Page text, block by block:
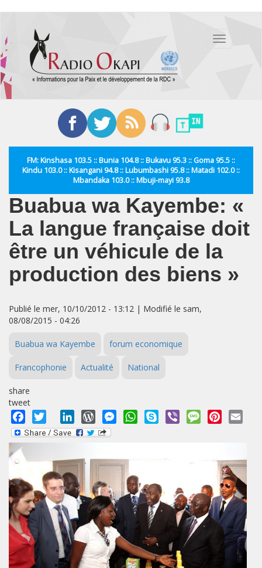
contenu
principal
Toggle
FM: Kinshasa 103.5 :: Bunia 104.8 :: Bukavu 95.3 :: Goma 95.5 ::
Kindu 103.0 :: Kisangani 94.8 :: Lubumbashi 95.8 :: Matadi 102.0 ::
Mbandaka 103.0 :: Mbuji-mayi 93.8
Buabua wa Kayembe: «
La langue française doit
être un véhicule de la
production des biens »
Publié le mer, 10/10/2012 - 13:12 | Modifié le sam,
08/08/2015 - 04:26
Buabua wa Kayembe forum economique
Francophonie Actualité National
share
tweet
Facebook
Twitter LinkedInWordPressMessengerWhatsApp
Skype Viber MessagePinterest